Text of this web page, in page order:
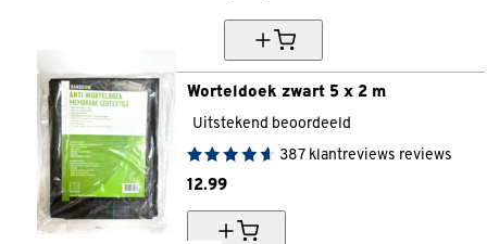
Worteldoek zwart 5 x 2 m
Uitstekend beoordeeld
387 klantreviews reviews
12.99